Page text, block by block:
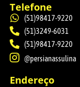
Telefone
(51)98417-9220
(51)3249-6031
(51)98417-9220
@persianassulina
Endereço